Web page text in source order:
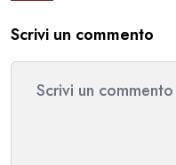
Scrivi un commento